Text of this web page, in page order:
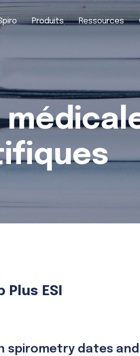
Produits Ressources
ESI
spirometry dates and